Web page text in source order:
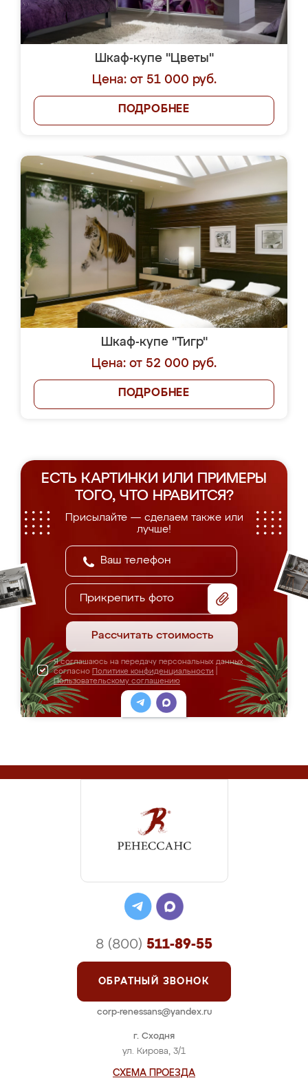
Шкаф-купе "Цветы"
Цена: от 51 000 руб.
ПОДРОБНЕЕ
Шкаф-купе "Тигр"
Цена: от 52 000 руб.
ПОДРОБНЕЕ
ЕСТЬ КАРТИНКИ ИЛИ ПРИМЕРЫ
ТОГО, ЧТО НРАВИТСЯ?
Присылайте — сделаем также или
лучше!
Прикрепить фото
Рассчитать стоимость
Я соглашаюсь на передачу персональных данных
согласно Политике конфиденциальности
Пользовательскому соглашению
г. Сходня
ул. Кирова, 3/1
СХЕМА ПРОЕЗДА
8 (800) 511-89-55
ОБРАТНЫЙ ЗВОНОК
corp-renessans@yandex.ru